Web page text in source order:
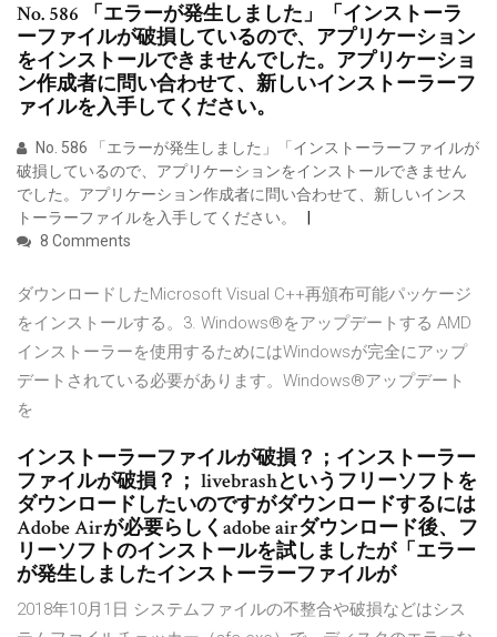
No. 586 「エラーが発生しました」「インストーラ
ーファイルが破損しているので、アプリケーション
をインストールできませんでした。アプリケーショ
ン作成者に問い合わせて、新しいインストーラーフ
ァイルを入手してください。
No. 586 「エラーが発生しました」「インストーラーファイルが
破損しているので、アプリケーションをインストールできません
でした。アプリケーション作成者に問い合わせて、新しいインス
トーラーファイルを入手してください。
8 Comments
ダウンロードしたMicrosoft Visual C++再頒布可能パッケージ
をインストールする。3. Windows®をアップデートする AMD
インストーラーを使用するためにはWindowsが完全にアップ
デートされている必要があります。Windows®アップデート
を
インストーラーファイルが破損？；インストーラー
ファイルが破損？； livebrashというフリーソフトを
ダウンロードしたいのですがダウンロードするには
Adobe Airが必要らしくadobe airダウンロード後、フ
リーソフトのインストールを試しましたが「エラー
が発生しましたインストーラーファイルが
2018年10月1日 システムファイルの不整合や破損などはシス